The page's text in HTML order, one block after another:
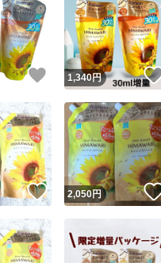
いいね！
1,340円
いいね！
2,050円